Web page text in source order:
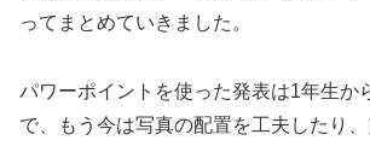
ってまとめていきました。
パワーポイントを使った発表は1年生か
で、もう今は写真の配置を工夫したり